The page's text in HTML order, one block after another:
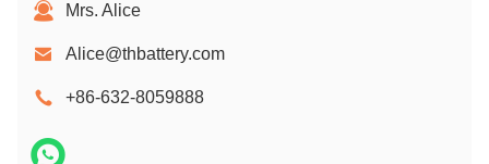
Mrs. Alice
Alice@thbattery.com
+86-632-8059888